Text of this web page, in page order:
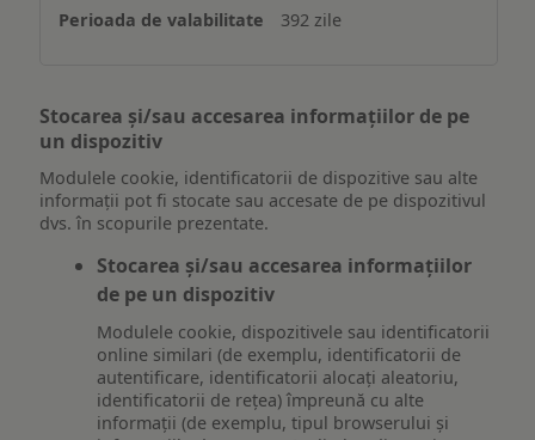
392 zile
Stocarea și/sau accesarea informațiilor de pe
un dispozitiv
Modulele cookie, identificatorii de dispozitive sau alte
informații pot fi stocate sau accesate de pe dispozitivul
dvs. în scopurile prezentate.
Stocarea și/sau accesarea informațiilor
de pe un dispozitiv
Modulele cookie, dispozitivele sau identificatorii
online similari (de exemplu, identificatorii de
autentificare, identificatorii alocați aleatoriu,
identificatorii de rețea) împreună cu alte
informații (de exemplu, tipul browserului și